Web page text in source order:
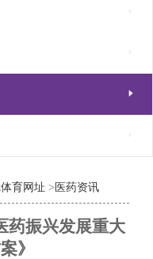

育网址 > 医药资讯
药振兴发展重大
》